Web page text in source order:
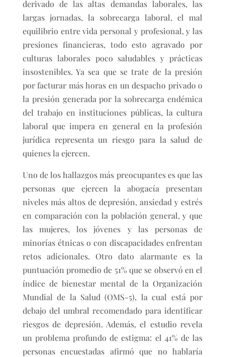
derivado de las altas demandas laborales, las
largas jornadas, la sobrecarga laboral, el mal
equilibrio entre vida personal y profesional, y las
presiones financieras, todo esto agravado por
culturas laborales poco saludables y prácticas
insostenibles. Ya sea que se trate de la presión
por facturar más horas en un despacho privado o
la presión generada por la sobrecarga endémica
del trabajo en instituciones públicas, la cultura
laboral que impera en general en la profesión
jurídica representa un riesgo para la salud de
quienes la ejercen.
Uno de los hallazgos más preocupantes es que las
personas que ejercen la abogacía presentan
niveles más altos de depresión, ansiedad y estrés
en comparación con la población general, y que
las mujeres, los jóvenes y las personas de
minorías étnicas o con discapacidades enfrentan
retos adicionales. Otro dato alarmante es la
puntuación promedio de 51% que se observó en el
índice de bienestar mental de la Organización
Mundial de la Salud (OMS-5), la cual está por
debajo del umbral recomendado para identificar
riesgos de depresión. Además, el estudio revela
un problema profundo de estigma: el 41% de las
personas encuestadas afirmó que no hablaría